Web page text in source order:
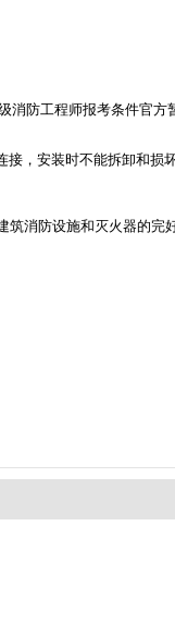
消防工程师报考条件官方
，安装时不能拆卸和损
消防设施和灭火器的完